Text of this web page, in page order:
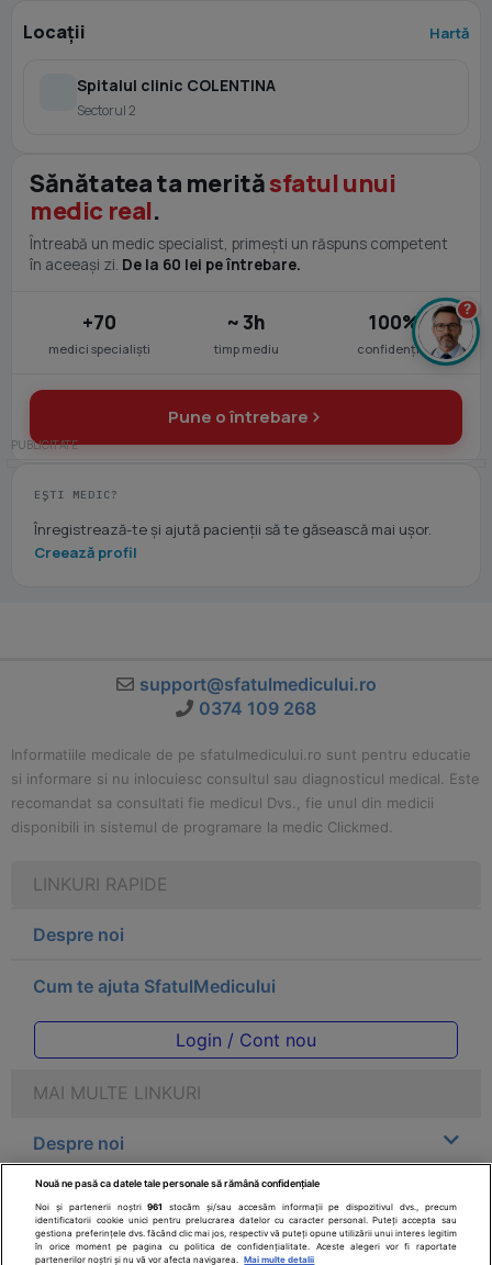
Locații Hartă
Spitalul clinic COLENTINA
Sectorul 2
Sănătatea ta merităsfatul unui
medic real.
Întreabă un medic specialist, primești un răspuns competent
în aceeași zi. De la 60 lei pe întrebare.
+70
medici specialiști
~ 3h
timp mediu
100%
confidențial
Pune o întrebare
EȘTI MEDIC?
Înregistrează-te și ajută pacienții să te găsească mai ușor.
Creează profil
support@sfatulmedicului.ro
0374 109 268
Informatiile medicale de pe sfatulmedicului.ro sunt pentru educatie
si informare si nu inlocuiesc consultul sau diagnosticul medical. Este
recomandat sa consultati fie medicul Dvs., fie unul din medicii
disponibili in sistemul de programare la medic Clickmed.
LINKURI RAPIDE
Despre noi
Cum te ajuta SfatulMedicului
Login / Cont nou
MAI MULTE LINKURI
Despre noi
Legal
Drepturile consumatorului
?
Nouă ne pasă ca datele tale personale să rămână confidențiale
Noi și partenerii noștri961
stocăm și/sau accesăm informații pe dispozitivul dvs., precum
identificatorii cookie unici pentru prelucrarea datelor cu caracter personal. Puteți accepta sau
gestiona preferințele dvs. făcând clic mai jos, respectiv vă puteți opune utilizării unui interes legitim
în orice moment pe pagina cu politica de confidențialitate. Aceste alegeri vor fi raportate
partenerilor noștri și nu vă vor afecta navigarea.
Mai multe detalii